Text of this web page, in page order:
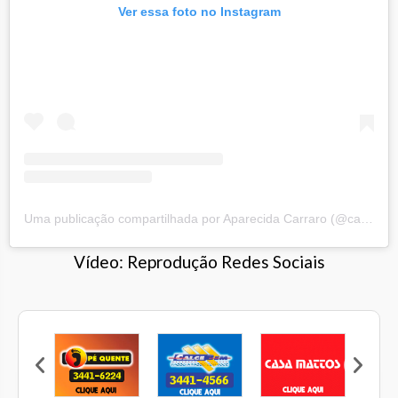
Ver essa foto no Instagram
Vídeo: Reprodução Redes Sociais